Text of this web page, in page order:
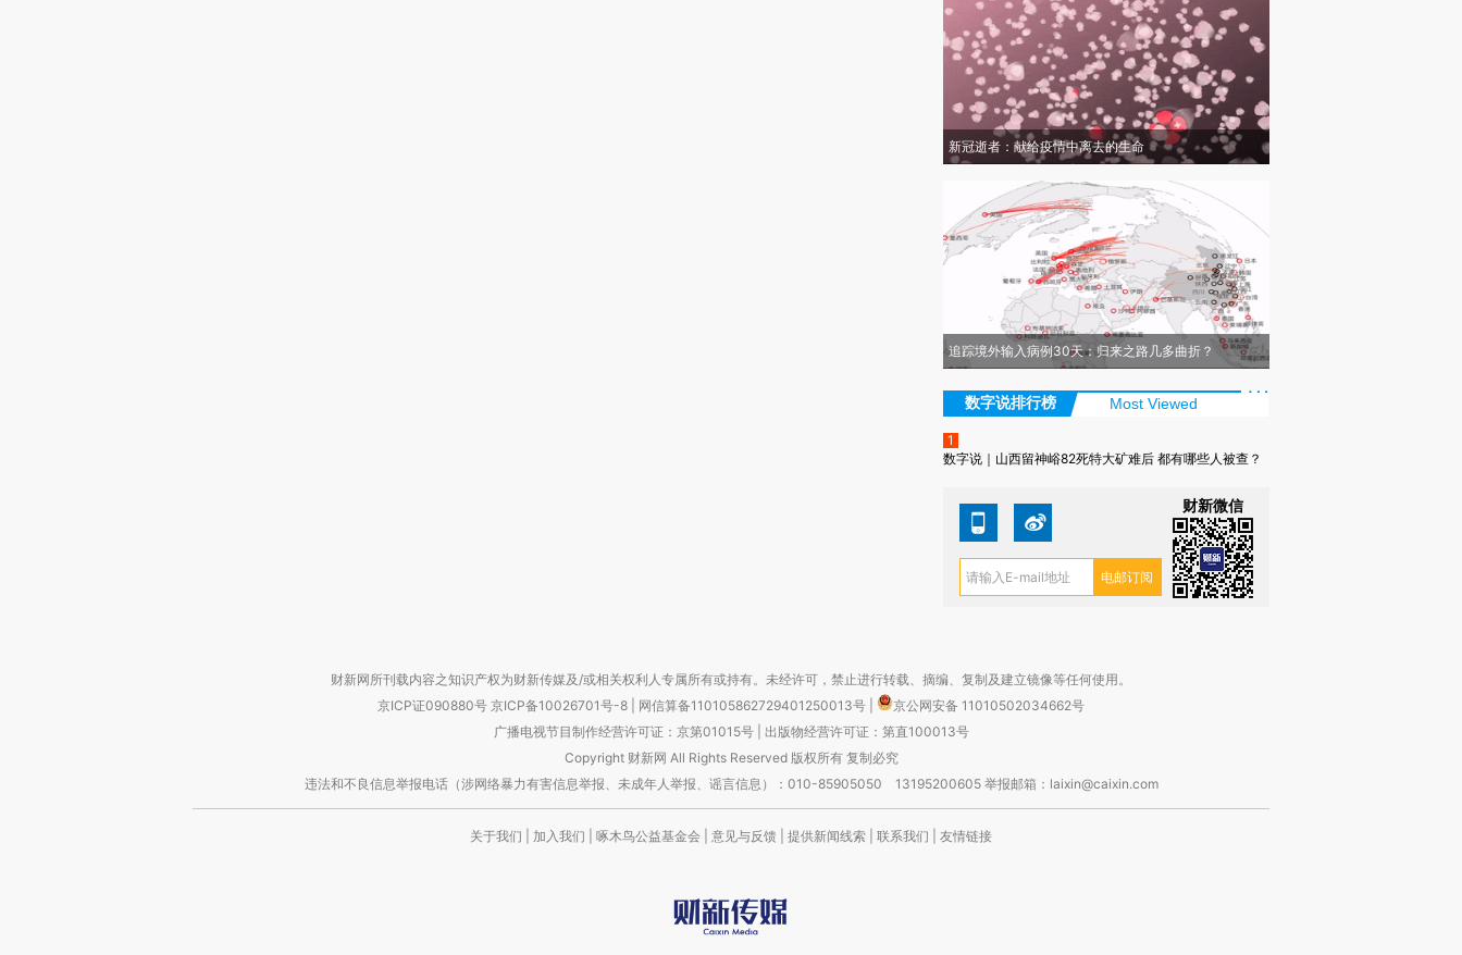
新冠逝者：献给疫情中离去的生命
追踪境外输入病例30天：归来之路几多曲折？
数字说排行榜 Most Viewed
1
数字说｜山西留神峪82死特大矿难后 都有哪些人被查？
财新微信
财新网所刊载内容之知识产权为财新传媒及/或相关权利人专属所有或持有。未经许可，禁止进行转载、摘编、复制及建立镜像等任何使用。
京ICP证090880号 京ICP备10026701号-8 网信算备110105862729401250013号
京公网安备 11010502034662号
广播电视节目制作经营许可证：京第01015号| 出版物经营许可证：第直100013号
Copyright 财新网 All Rights Reserved 版权所有 复制必究
违法和不良信息举报电话（涉网络暴力有害信息举报、未成年人举报、谣言信息）：010-85905050 13195200605 举报邮箱：laixin@caixin.com
关于我们 加入我们 啄木鸟公益基金会 意见与反馈 提供新闻线索 联系我们 友情链接